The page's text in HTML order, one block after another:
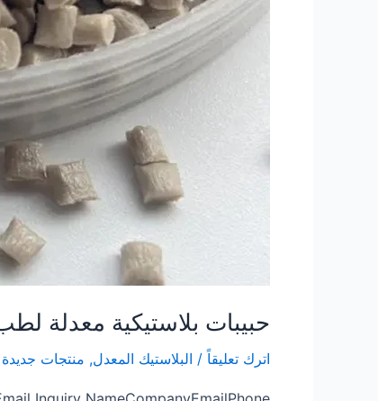
حبيبات بلاستيكية معدلة
اترك تعليقاً / البلاستيك المعدل, منتجات